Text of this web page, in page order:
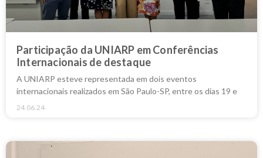
Participação da UNIARP em Conferências
Internacionais de destaque
A UNIARP esteve representada em dois eventos
internacionais realizados em São Paulo-SP, entre os dias 19 e
24.06.24